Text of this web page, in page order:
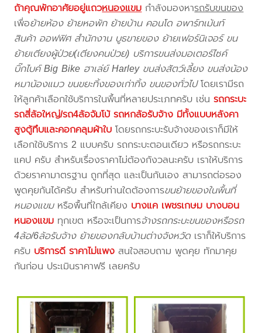
ถ้าคุณพักอาศัยอยู่แถวหนองแขมกำลังมองหารถรับขนของ
เพื่อย้ายห้อง ย้ายหอพัก ย้ายบ้าน คอนโด อพาร์ทเม้นท์
สินค้า ออฟฟิศ สำนักงาน บูธขายของ ย้ายเฟอร์นิเจอร์ ขน
ย้ายเตียงผู้ป่วย(เตียงคนป่วย) บริการขนส่งมอเตอร์ไซค์
บิ๊กไบค์ Big Bike ฮาเล่ย์ Harley ขนส่งสัตว์เลี้ยง ขนส่งน้อง
หมาน้องแมว ขนขยะทิ้งของเก่าทิ้ง ขนของทั่วไปโดยเรามีรถ
ให้ลูกค้าเลือกใช้บริการในพื้นที่หลายประเภทครับ เช่นรถกระบะ
รถสี่ล้อใหญ่/รถ4ล้อจัมโบ้ รถหกล้อรับจ้าง มีทั้งแบบหลังคา
สูงตู้ทึบและคอกคลุมผ้าใบ โดยรถกระบะรับจ้างของเราก็มีให้
เลือกใช้บริการ 2 แบบครับ รถกระบะตอนเดียว หรือรถกระบะ
แคป ครับ สำหรับเรื่องราคาไม่ต้องกังวลนะครับ เราให้บริการ
ด้วยราคามาตรฐาน ถูกที่สุด และเป็นกันเอง สามารถต่อรอง
พูดคุยกันได้ครับ สำหรับท่านใดต้องการขนย้ายของในพื้นที่
หนองแขมหรือพื้นที่ใกล้เคียง บางแค เพชรเกษม บางบอน
หนองแขม ทุกเขต หรือจะเป็นการจ้างรถกระบะขนของหรือรถ
4ล้อ/6ล้อรับจ้าง ย้ายของกลับบ้านต่างจังหวัด เราก็ให้บริการ
ครับ บริการดี ราคาไม่แพง สนใจสอบถาม พูดคุย ทักมาคุย
กันก่อน ประเมินราคาฟรี เลยครับ